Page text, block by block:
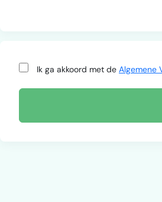
Ik ga akkoord met deAlgemene